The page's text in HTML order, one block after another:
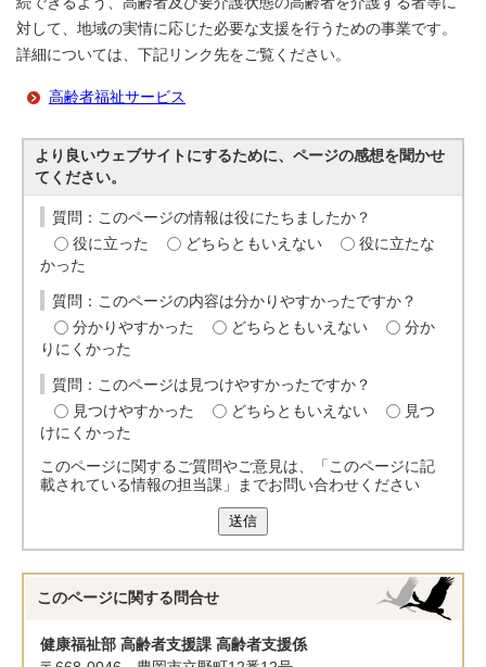
対して、地域の実情に応じた必要な支援を行うための事業です。
詳細については、下記リンク先をご覧ください。
高齢者福祉サービス
より良いウェブサイトにするために、ページの感想を聞かせ
てください。
質問：このページの情報は役にたちましたか？
役に立った
どちらともいえない
役に立たな
かった
質問：このページの内容は分かりやすかったですか？
分かりやすかった
どちらともいえない
分か
りにくかった
質問：このページは見つけやすかったですか？
見つけやすかった
どちらともいえない
見つ
けにくかった
このページに関するご質問やご意見は、「このページに記
載されている情報の担当課」までお問い合わせください
送信
このページに関する 問合せ
健康福祉部 高齢者支援課 高齢者支援係